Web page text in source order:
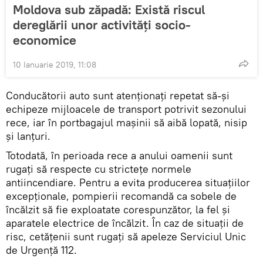
Moldova sub zăpadă: Există riscul
dereglării unor activități socio-
economice
10 Ianuarie 2019, 11:08
Conducătorii auto sunt atenționați repetat să-și
echipeze mijloacele de transport potrivit sezonului
rece, iar în portbagajul mașinii să aibă lopată, nisip
și lanțuri.
Totodată, în perioada rece a anului oamenii sunt
rugați să respecte cu strictețe normele
antiincendiare. Pentru a evita producerea situațiilor
excepționale, pompierii recomandă ca sobele de
încălzit să fie exploatate corespunzător, la fel și
aparatele electrice de încălzit. În caz de situații de
risc, cetățenii sunt rugați să apeleze Serviciul Unic
de Urgență 112.